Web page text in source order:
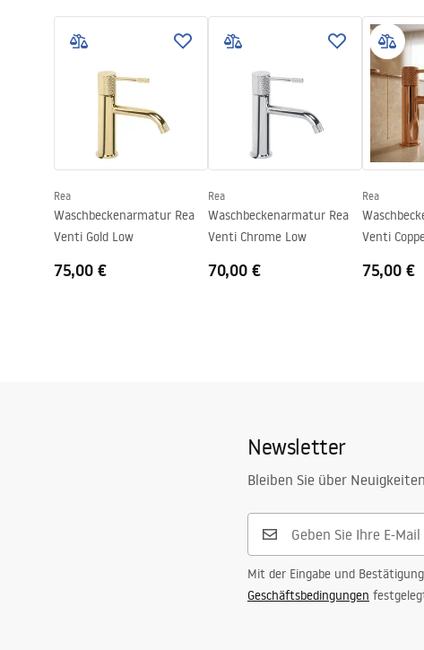
Messing
mm
mm
Beschichtungstechnologie
Chrome plating
Anschuss Durchmesser
Garantie
5 jahre
Faucet.pdf manual
Pielęgnacja
Pielęgnacja.pdf
Faucets_-
Rea
Waschbeckenarmatur Rea
Venti Gold Low
75,00 €
Rea
Waschbeckenarmatur Rea
Venti Chrome Low
70,00 €
Rea
Venti
75,00 €
Newsletter
Bleiben Sie über
Mit der Eingabe und
Geschäftsbedingungen